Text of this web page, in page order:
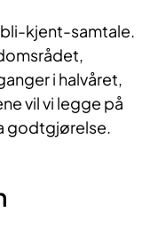
bli-kjent-samtale.
i halvåret,
vil vi legge på
godtgjørelse.